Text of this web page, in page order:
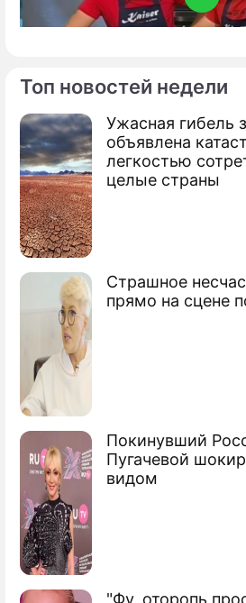
Топ новостей недели
Ужасная гибель
объявлена
легкостью
целые страны
Страшное
прямо на сцене
Покинувший
Пугачевой
видом
"Фу, оторопь